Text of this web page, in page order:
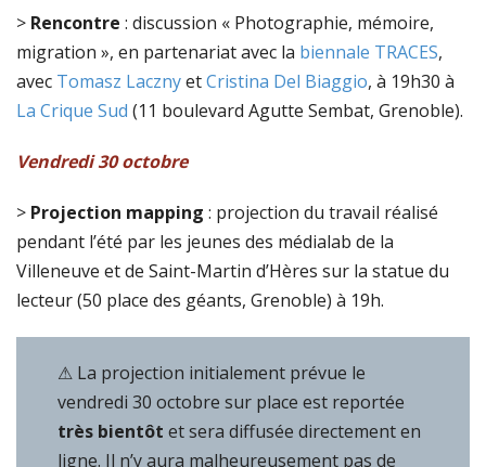
> Rencontre : discussion « Photographie, mémoire,
migration », en partenariat avec la biennale TRACES,
avec Tomasz LacznyetCristina Del Biaggio, à 19h30 à
La Crique Sud (11 boulevard Agutte Sembat, Grenoble).
Vendredi30 octobre
> Projection mapping : projection du travail réalisé
pendant l’été par les jeunes des médialab de la
Villeneuve et de Saint-Martin d’Hères sur la statue du
lecteur (50 place des géants, Grenoble) à 19h.
⚠ La projection initialement prévue le
vendredi 30 octobre sur place est reportée
très bientôt et sera diffusée directement en
ligne. Il n’y aura malheureusement pas de